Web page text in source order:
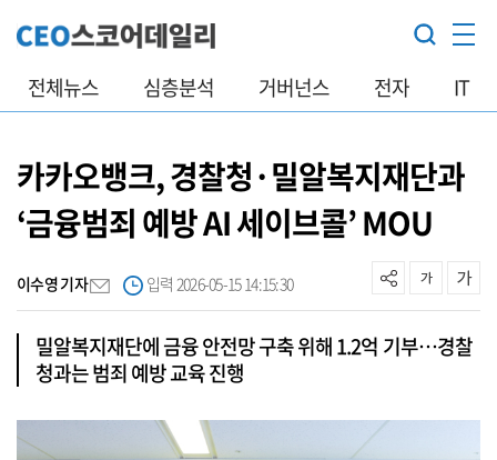
전체뉴스 심층분석 거버넌스 전자 IT
카카오뱅크, 경찰청·밀알복지재단과
‘금융범죄 예방 AI 세이브콜’ MOU
이수영 기자 입력 2026-05-15 14:15:30
밀알복지재단에 금융 안전망 구축 위해 1.2억 기부…경찰
청과는 범죄 예방 교육 진행